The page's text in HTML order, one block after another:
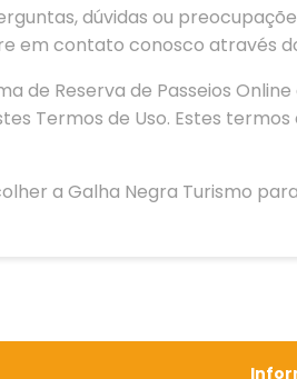
dúvidas ou
em contato conosco através
de Reserva de Passeios
Termos de Uso. Estes
a Galha Negra Turismo